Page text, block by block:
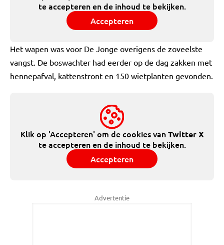
te accepteren en de inhoud te bekijken.
Accepteren
Het wapen was voor De Jonge overigens de zoveelste
vangst. De boswachter had eerder op de dag zakken met
hennepafval, kattenstront en 150 wietplanten gevonden.
Klik op 'Accepteren' om de cookies vanTwitter X
te accepteren en de inhoud te bekijken.
Accepteren
Advertentie